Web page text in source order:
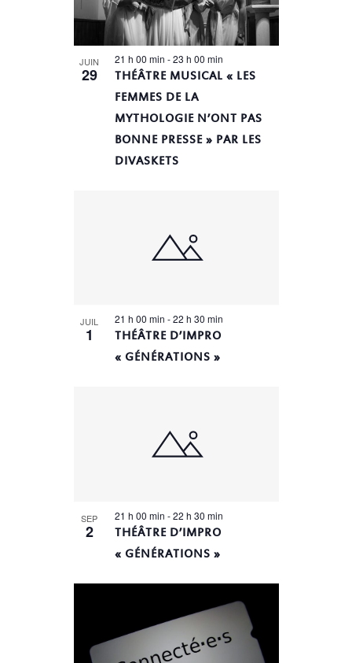
JUIN
29
21 h 00 min -23 h 00 min
THÉÂTRE MUSICAL « LES
FEMMES DE LA
MYTHOLOGIE N’ONT PAS
BONNE PRESSE » PAR LES
DIVASKETS
JUIL
1
21 h 00 min -22 h 30 min
THÉÂTRE D’IMPRO
« GÉNÉRATIONS »
SEP
2
21 h 00 min -22 h 30 min
THÉÂTRE D’IMPRO
« GÉNÉRATIONS »